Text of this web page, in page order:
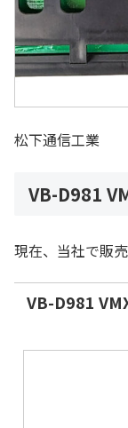
松下通信工業
VB-D981
現在、当社で販
VB-D981